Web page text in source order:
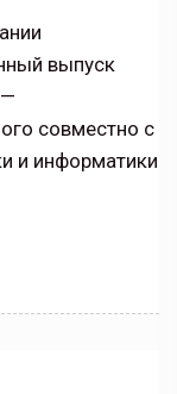
выпуск
совместно с
и информатики